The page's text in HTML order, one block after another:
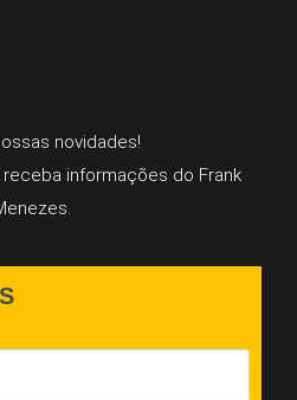
novidades!
informações do Frank